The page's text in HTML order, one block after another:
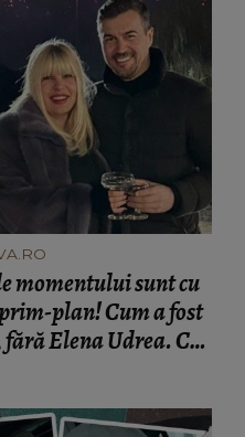
momentului sunt cu
plan! Cum a fost
Elena Udrea. Cu